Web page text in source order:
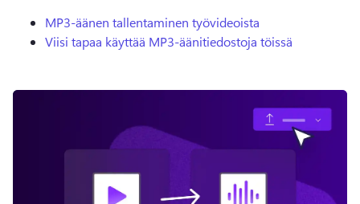
MP3-äänen tallentaminen työvideoista
Viisi tapaa käyttää MP3-äänitiedostoja töissä